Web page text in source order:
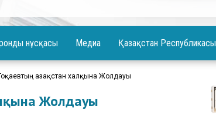
нұсқасы
Медиа
Фотогалерея
Қазақстан Республикасы
Елбасы Жолдауы
Қазақстан халқына Жолдауы
Жолдауы